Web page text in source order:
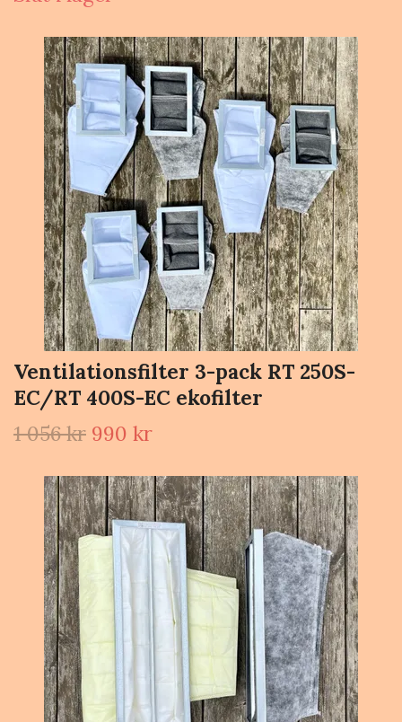
Ventilationsfilter 3-pack RT 250S-
EC/RT 400S-EC ekofilter
1 056 kr 990 kr